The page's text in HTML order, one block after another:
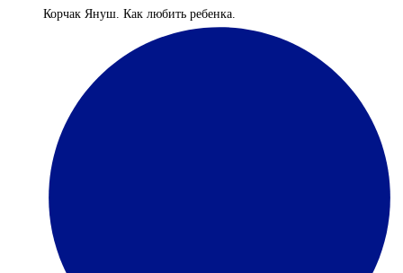
Корчак Януш. Как любить ребенка.